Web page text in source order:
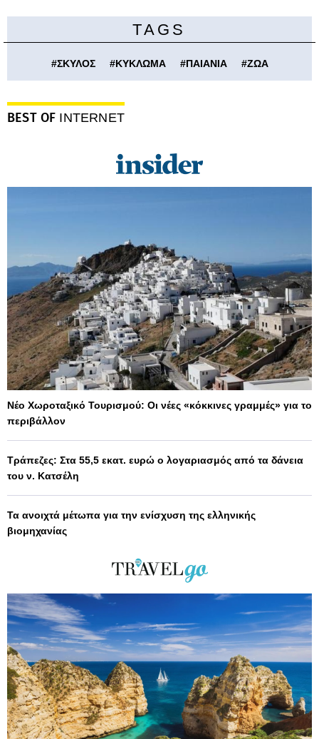
TAGS
#ΣΚΥΛΟΣ #ΚΥΚΛΩΜΑ #ΠΑΙΑΝΙΑ #ΖΩΑ
BEST OF INTERNET
Νέο Χωροταξικό Τουρισμού: Οι νέες «κόκκινες γραμμές» για το
περιβάλλον
Τράπεζες: Στα 55,5 εκατ. ευρώ ο λογαριασμός από τα δάνεια
του ν. Κατσέλη
Τα ανοιχτά μέτωπα για την ενίσχυση της ελληνικής
βιομηχανίας